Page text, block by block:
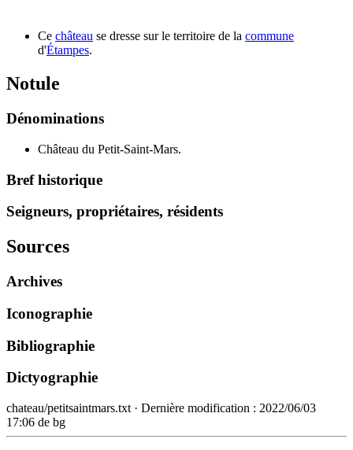
Ce château se dresse sur le territoire de la commune
d'Étampes.
Notule
Dénominations
Château du Petit-Saint-Mars.
Bref historique
Seigneurs, propriétaires, résidents
Sources
Archives
Iconographie
Bibliographie
Dictyographie
chateau/petitsaintmars.txt · Dernière modification : 2022/06/03
17:06 de bg